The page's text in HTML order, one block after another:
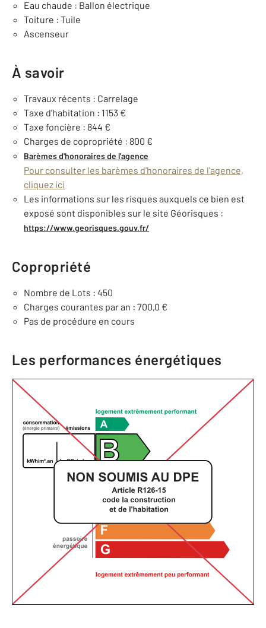
Eau chaude : Ballon électrique
Toiture : Tuile
Ascenseur
À savoir
Travaux récents : Carrelage
Taxe d'habitation : 1153 €
Taxe foncière : 844 €
Charges de copropriété : 800 €
Barèmes d'honoraires de l'agence
Pour consulter les barèmes d'honoraires de l'agence,
cliquez ici
Les informations sur les risques auxquels ce bien est
exposé sont disponibles sur le site Géorisques :
https://www.georisques.gouv.fr/
Copropriété
Nombre de Lots : 450
Charges courantes par an : 700,0 €
Pas de procédure en cours
Les performances énergétiques